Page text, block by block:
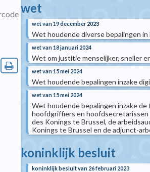
wet
wet van 19 december 2023
Wet houdende diverse bepalingen
wet van 18 januari 2024
Wet om justitie menselijker, sneller
wet van 15 mei 2024
Wet houdende bepalingen inzake
wet van 15 mei 2024
Wet houdende bepalingen inzake
hoofdgriffiers en hoofdsecretarissen
des Konings te Brussel, de
Konings te Brussel en de adjunct-
koninklijk besluit
koninklijk besluit van 26 februari 2023